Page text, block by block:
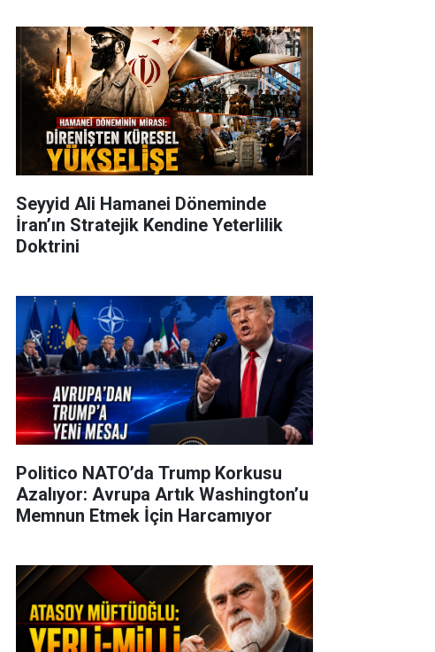
Seyyid Ali Hamanei Döneminde
İran’ın Stratejik Kendine Yeterlilik
Doktrini
Politico NATO’da Trump Korkusu
Azalıyor: Avrupa Artık Washington’u
Memnun Etmek İçin Harcamıyor